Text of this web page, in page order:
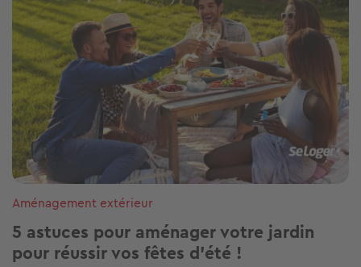
Aménagement extérieur
5 astuces pour aménager votre jardin
pour réussir vos fêtes d’été !